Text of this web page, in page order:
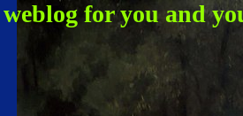
for you and